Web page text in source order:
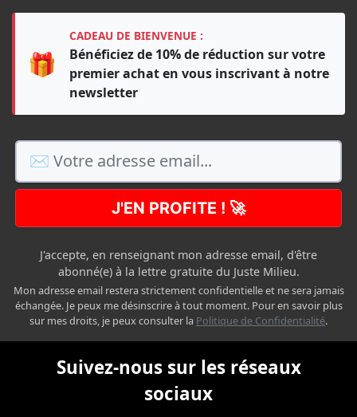
🎁
CADEAU DE BIENVENUE :
Bénéficiez de 10% de réduction sur votre
premier achat en vous inscrivant à notre
newsletter
J'EN PROFITE ! 🚀
J'accepte, en renseignant mon adresse email, d'être
abonné(e) à la lettre gratuite du Juste Milieu.
Mon adresse email restera strictement confidentielle et ne sera jamais
échangée. Je peux me désinscrire à tout moment. Pour en savoir plus
sur mes droits, je peux consulter la Politique de Confidentialité.
Suivez-nous sur les réseaux
sociaux